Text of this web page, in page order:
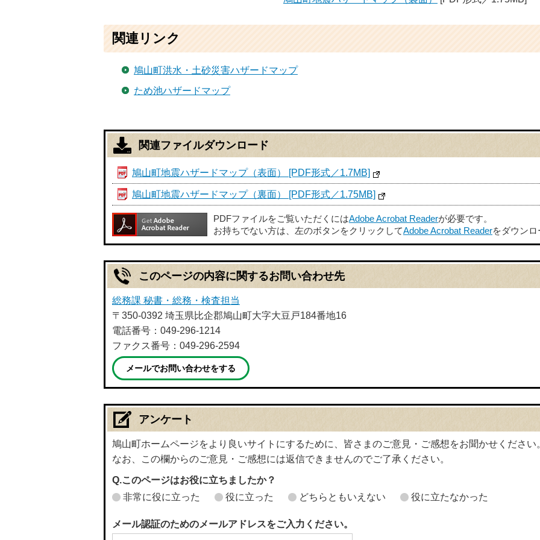
関連リンク
鳩山町洪水・土砂災害ハザードマップ
ため池ハザードマップ
関連ファイルダウンロード
鳩山町地震ハザードマップ（表面） [PDF形式／1.7MB]
鳩山町地震ハザードマップ（裏面） [PDF形式／1.75MB]
PDFファイルをご覧いただくにはAdobe Acrobat Readerが必要です。
お持ちでない方は、左のボタンをクリックしてAdobe Acrobat Readerをダウン
このページの内容に関するお問い合わせ先
総務課 秘書・総務・検査担当
〒350-0392 埼玉県比企郡鳩山町大字大豆戸184番地16
電話番号：049-296-1214
ファクス番号：049-296-2594
メールでお問い合わせをする
アンケート
鳩山町ホームページをより良いサイトにするために、皆さまのご意見・ご感想をお聞かせください
なお、この欄からのご意見・ご感想には返信できませんのでご了承ください。
Q.このページはお役に立ちましたか？
非常に役に立った
役に立った どちらともいえない 役に立たなかった
メール認証のためのメールアドレスをご入力ください。